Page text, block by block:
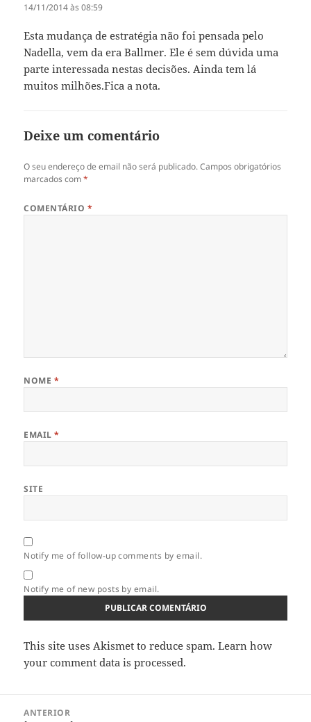
14/11/2014 às 08:59
Esta mudança de estratégia não foi pensada pelo
Nadella, vem da era Ballmer. Ele é sem dúvida uma
parte interessada nestas decisões. Ainda tem lá
muitos milhões.Fica a nota.
Deixe um comentário
O seu endereço de email não será publicado. Campos obrigatórios
marcados com*
COMENTÁRIO *
NOME *
EMAIL*
SITE
Notify me of follow-up comments by email.
Notify me of new posts by email.
This site uses Akismet to reduce spam.Learn how
your comment data is processed.
ANTERIOR